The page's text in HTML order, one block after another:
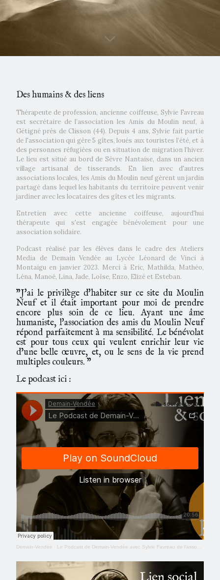
Des humains & des liens
Thérapeute de profession, ancienne coiffeuse, Sylvie Favreau
est secrétaire de l’association les Amis du Moulin neuf, à
Gétigné près de Clisson (44). Depuis 4 ans, Sylvie fait partie
de l'association qui gère 5 gîtes, loués aux touristes l’été, et à
des personnes réfugiées ou en situation de migration l’hiver.
Le lieu est situé au bord de Sèvre Nantaise, dans un ancien
village artisanal de tisserands. En lien avec d'autres
associations locales, les Amis du Moulin neuf gèrent un jardin
partagé dans lequel les habitants du territoire peuvent venir
jardiner avec les locataires des gîtes et les migrants.
Entretien avec cette ancienne coiffeuse, aujourd'hui
thérapeute qui s'est engagée bénévolement pour une
association solidaire.
Podcast réalisé par les élèves dans le cadre des Ateliers
Media de Demain Vendée au Lycée Léonard de Vinci à
Montaigu en janvier 2023. Merci à Eric, Mathilda, Mathéo,
Léna, Manoé, Lina, Jade, Loïse, Enzo, Elizé et Esteban.
"J'ai le privilège d'habiter sur ce site du Moulin
Neuf et il était important pour moi de prendre
encore plus soin de ce lieu. Ayant une âme
humaniste, l'association des amis du Moulin Neuf
répond parfaitement à ma sensibilité. Le bénévolat
est pour tous ceux qui veulent enrichir leur vie
d’une belle œuvre, et, ou le sens de la vie prend
multiples couleurs. "
Le podcast ici :
Demain-Vendée · Le Podcast de Demain-Vendée avec Sylvie Favreau de l'association des Amis du Moulin neuf à Gétigné